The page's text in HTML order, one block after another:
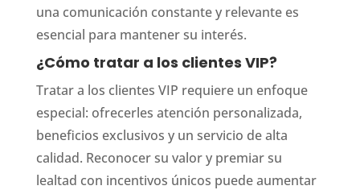
una comunicación constante y relevante es
esencial para mantener su interés.
¿Cómo tratar a los clientes VIP?
Tratar a los clientes VIP requiere un enfoque
especial: ofrecerles atención personalizada,
beneficios exclusivos y un servicio de alta
calidad. Reconocer su valor y premiar su
lealtad con incentivos únicos puede aumentar